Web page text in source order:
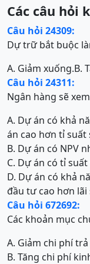
Các câu hỏi
Câu hỏi 24309:
Dự trữ bắt buộc
A. Giảm xuống.B.
Câu hỏi 24311:
Ngân hàng sẽ
A. Dự án có khả
án cao hơn tỉ
B. Dự án có NPV
C. Dự án có tỉ
D. Dự án có khả
đầu tư cao hơn lãi
Câu hỏi 672692:
Các khoản mục
A. Giảm chi phí
B. Tăng chi phí